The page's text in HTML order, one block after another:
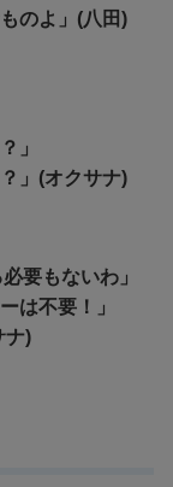
のよ」(八田)
」
」(オクサナ)
要もないわ」
は不要！」
ナ)